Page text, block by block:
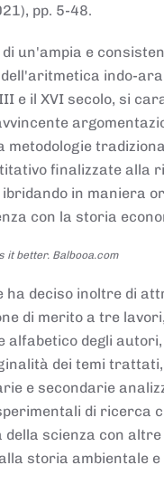
pp. 5-48.
un'ampia e
indo-
e il XVI secolo, si
metodologie
finalizzate alla
in maniera
con la storia
it better. Balbooa.com
ha deciso inoltre di
di merito a tre
alfabetico degli
dei temi
e secondarie
di ricerca
della scienza con altre
storia ambientale